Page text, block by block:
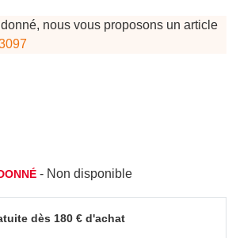
nous vous proposons un article
- Non disponible
dès 180 € d'achat